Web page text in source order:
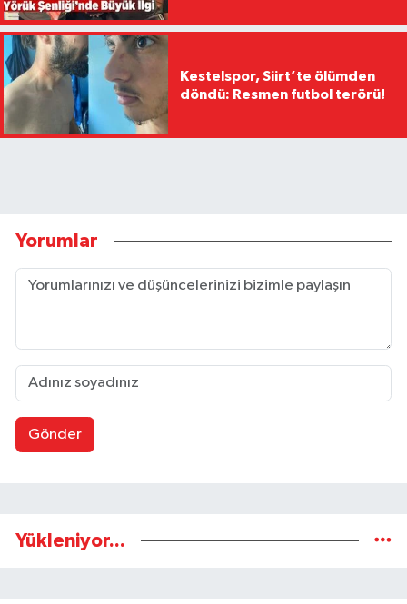
Kestelspor, Siirt’te ölümden
döndü: Resmen futbol terörü!
Yorumlar
Gönder
Yükleniyor...